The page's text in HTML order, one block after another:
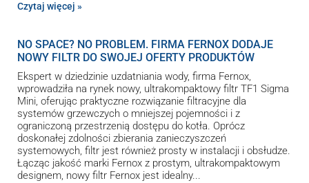
Czytaj więcej »
NO SPACE? NO PROBLEM. FIRMA FERNOX DODAJE
NOWY FILTR DO SWOJEJ OFERTY PRODUKTÓW
Ekspert w dziedzinie uzdatniania wody, firma Fernox,
wprowadziła na rynek nowy, ultrakompaktowy filtr TF1 Sigma
Mini, oferując praktyczne rozwiązanie filtracyjne dla
systemów grzewczych o mniejszej pojemności i z
ograniczoną przestrzenią dostępu do kotła. Oprócz
doskonałej zdolności zbierania zanieczyszczeń
systemowych, filtr jest również prosty w instalacji i obsłudze.
Łącząc jakość marki Fernox z prostym, ultrakompaktowym
designem, nowy filtr Fernox jest idealny